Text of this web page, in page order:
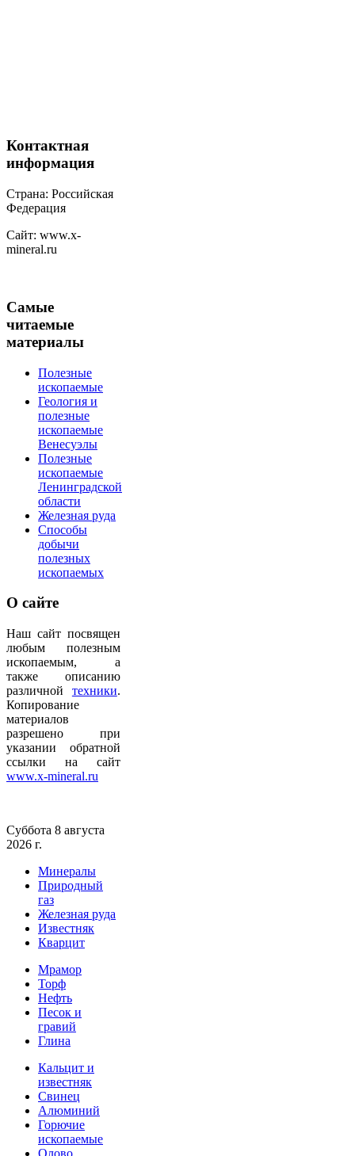
Контактная
информация
Страна: Российская
Федерация
Сайт: www.x-
mineral.ru
Самые
читаемые
материалы
Полезные
ископаемые
Геология и
полезные
ископаемые
Венесуэлы
Полезные
ископаемые
Ленинградской
области
Железная руда
Способы
добычи
полезных
ископаемых
О сайте
Наш сайт посвящен
любым полезным
ископаемым, а
также описанию
различной техники.
Копирование
материалов
разрешено при
указании обратной
ссылки на сайт
www.x-mineral.ru
Суббота 8 августа
2026 г.
Минералы
Природный
газ
Железная руда
Известняк
Кварцит
Мрамор
Торф
Нефть
Песок и
гравий
Глина
Кальцит и
известняк
Свинец
Алюминий
Горючие
ископаемые
Олово